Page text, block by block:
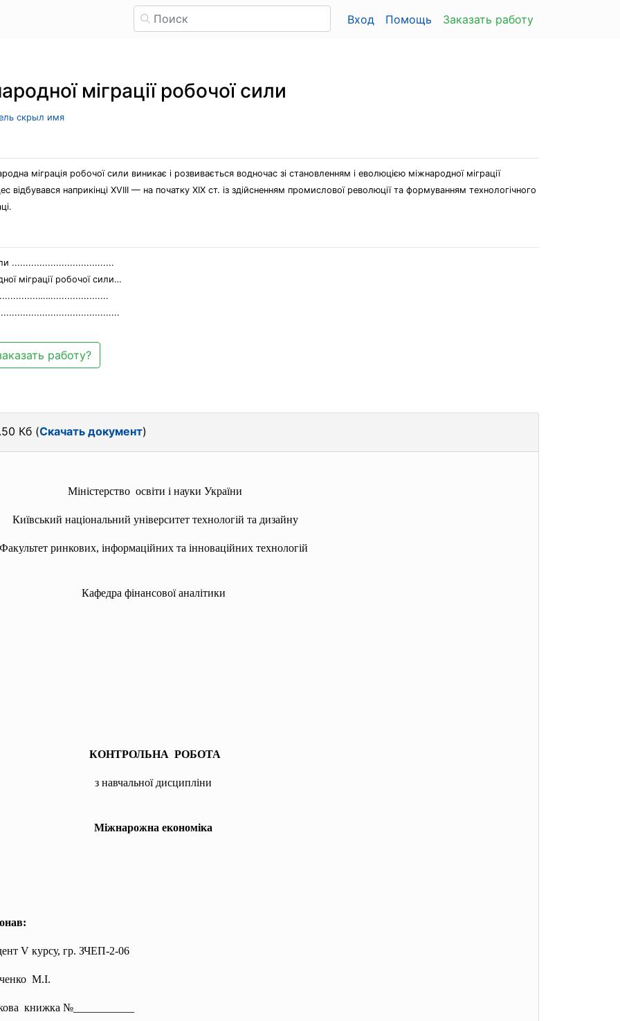
Вход Помощь Заказать работу
міграції робочої сили
скрыл имя
міграція робочої сили виникає і розвивається водночас зі становленням і еволюцією міжнародної міграції
відбувався наприкінці XVIII — на початку XIX ст. із здійсненням промислової революції та формуванням технологічного
.....................................
міграції робочої сили…
работу?
Кб (Скачать документ)
Міністерство освіти і науки України
Київський національний університет технологій та дизайну
ринкових, інформаційних та інноваційних технологій
Кафедра фінансової аналітики
КОНТРОЛЬНА РОБОТА
з навчальної дисципліни
Міжнарожна економіка
V курсу, гр. ЗЧЕП-2-06
М.І.
книжка №___________